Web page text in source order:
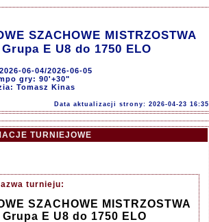
SZACHOWE MISTRZOSTWA
E U8 do 1750 ELO
06-04/2026-06-05
gry: 90'+30"
Tomasz Kinas
Data aktualizacji strony: 2026-04-23 16:35
TURNIEJOWE
turnieju:
SZACHOWE MISTRZOSTWA
Grupa E U8 do 1750 ELO